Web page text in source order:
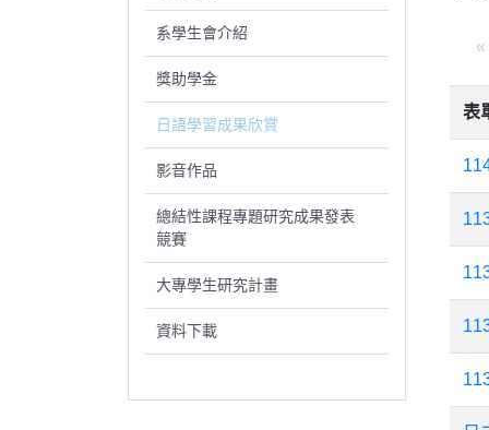
系學生會介紹
獎助學金
日語學習成果欣賞
影音作品
總結性課程專題研究成果發表
競賽
大專學生研究計畫
資料下載
«
表